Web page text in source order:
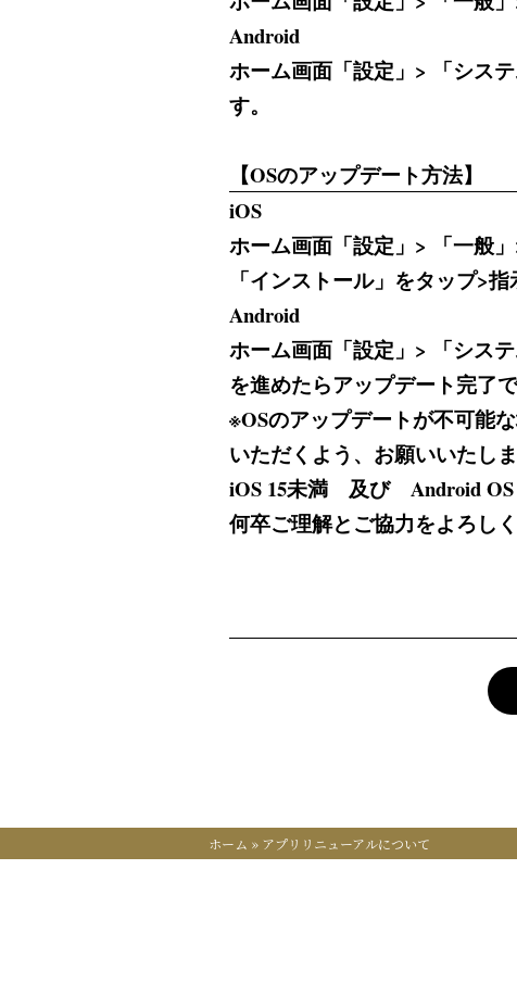
Android
ホーム画面「設定」> 「シス
す。
【OSのアップデート方法】
iOS
ホーム画面「設定」> 「一般
「インストール」をタップ>
Android
ホーム画面「設定」> 「シス
を進めたらアップデート完了で
※OSのアップデートが不可能
いただくよう、お願いいたしま
iOS 15未満 及び Android OS
何卒ご理解とご協力をよろし
ホーム » アプリリニューアルについて